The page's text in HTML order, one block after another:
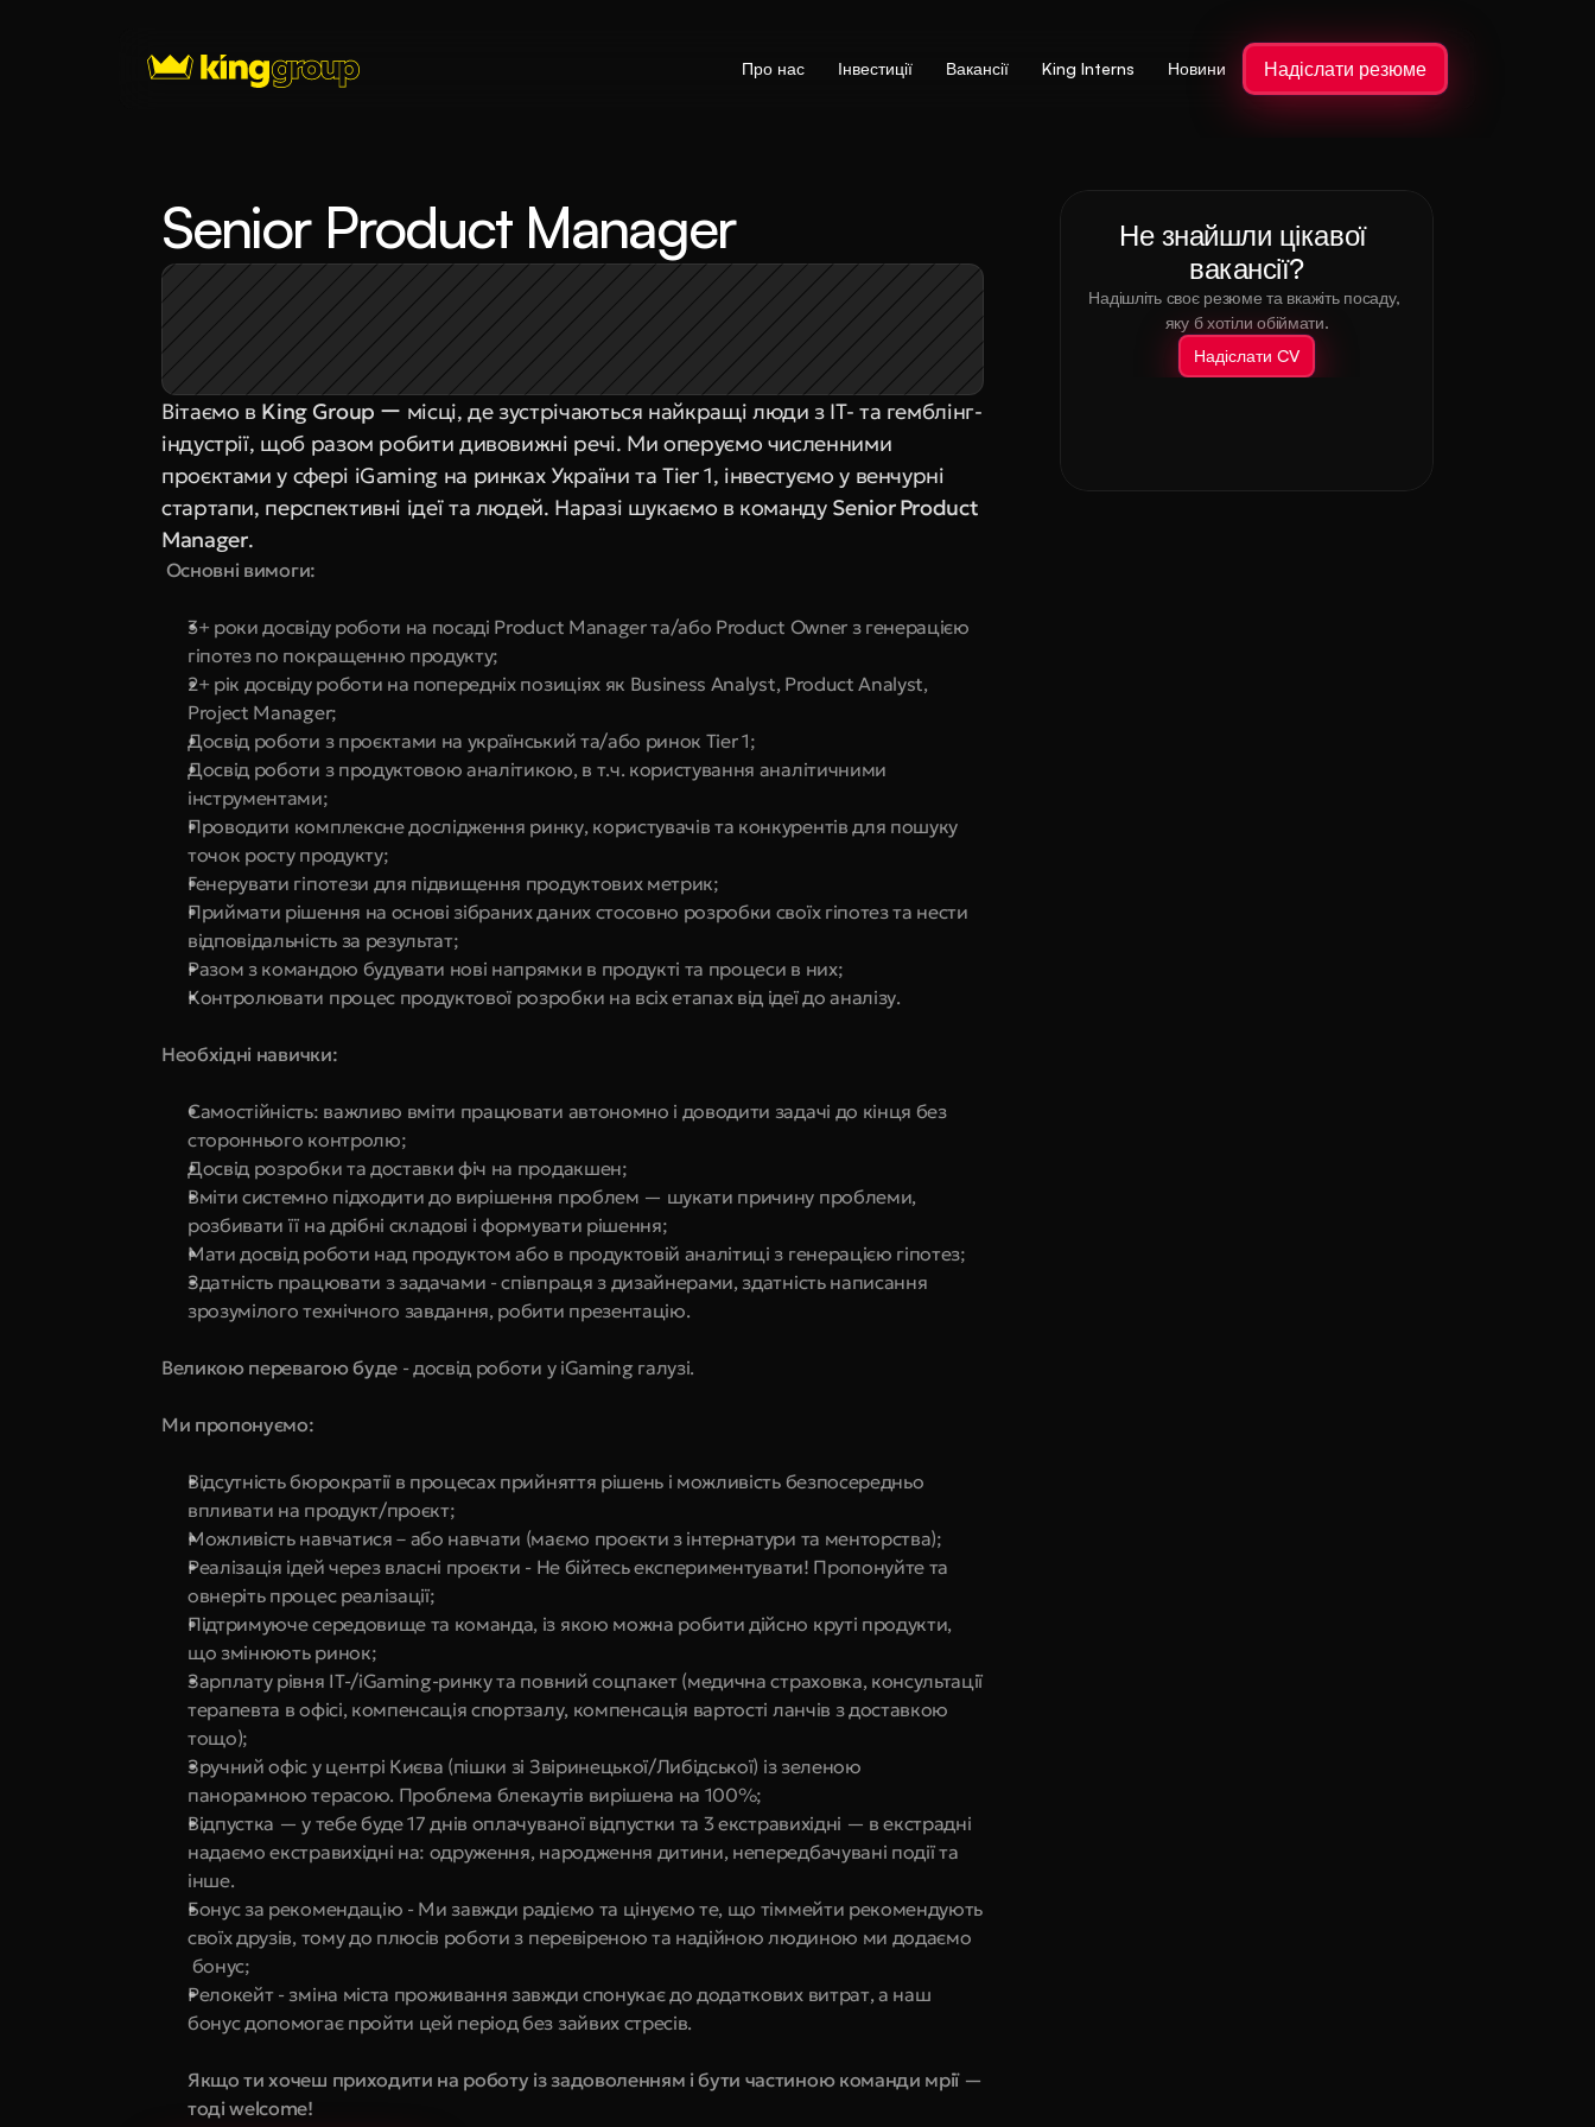
Про нас Інвестиції Вакансії King Interns Новини Надіслати резюме
Senior Product Manager
Вітаємо в King Group ー місці, де зустрічаються найкращі люди з IT- та гемблінг-
індустрії, щоб разом робити дивовижні речі. Ми оперуємо численними
проєктами у сфері iGaming на ринках України та Tier 1, інвестуємо у венчурні
стартапи, перспективні ідеї та людей. Наразі шукаємо в команду Senior Product
Manager.
Основні вимоги:
3+ роки досвіду роботи на посаді Product Manager та/або Product Owner з генерацією
гіпотез по покращенню продукту;
2+ рік досвіду роботи на попередніх позиціях як Business Analyst, Product Analyst,
Project Manager;
Досвід роботи з проєктами на український та/або ринок Tier 1;
Досвід роботи з продуктовою аналітикою, в т.ч. користування аналітичними
інструментами;
Проводити комплексне дослідження ринку, користувачів та конкурентів для пошуку
точок росту продукту;
Генерувати гіпотези для підвищення продуктових метрик;
Приймати рішення на основі зібраних даних стосовно розробки своїх гіпотез та нести
відповідальність за результат;
Разом з командою будувати нові напрямки в продукті та процеси в них;
Контролювати процес продуктової розробки на всіх етапах від ідеї до аналізу.
Необхідні навички:
Самостійність: важливо вміти працювати автономно і доводити задачі до кінця без
стороннього контролю;
Досвід розробки та доставки фіч на продакшен;
Вміти системно підходити до вирішення проблем — шукати причину проблеми,
розбивати її на дрібні складові і формувати рішення;
Мати досвід роботи над продуктом або в продуктовій аналітиці з генерацією гіпотез;
Здатність працювати з задачами - співпраця з дизайнерами, здатність написання
зрозумілого технічного завдання, робити презентацію.
Великою перевагою буде - досвід роботи у iGaming галузі.
Ми пропонуємо:
Відсутність бюрократії в процесах прийняття рішень і можливість безпосередньо
впливати на продукт/проєкт;
Можливість навчатися – або навчати (маємо проєкти з інтернатури та менторства);
Реалізація ідей через власні проєкти - Не бійтесь експериментувати! Пропонуйте та
овнеріть процес реалізації;
Підтримуюче середовище та команда, із якою можна робити дійсно круті продукти,
що змінюють ринок;
Зарплату рівня IT-/iGaming-ринку та повний соцпакет (медична страховка, консультації
терапевта в офісі, компенсація спортзалу, компенсація вартості ланчів з доставкою
тощо);
Зручний офіс у центрі Києва (пішки зі Звіринецької/Либідської) із зеленою
панорамною терасою. Проблема блекаутів вирішена на 100%;
Відпустка — у тебе буде 17 днів оплачуваної відпустки та 3 екстравихідні — в екстрадні
надаємо екстравихідні на: одруження, народження дитини, непередбачувані події та
інше.
Бонус за рекомендацію - Ми завжди радіємо та цінуємо те, що тіммейти рекомендують
своїх друзів, тому до плюсів роботи з перевіреною та надійною людиною ми додаємо
бонус;
Релокейт - зміна міста проживання завжди спонукає до додаткових витрат, а наш
бонус допомогає пройти цей період без зайвих стресів.
Якщо ти хочеш приходити на роботу із задоволенням і бути частиною команди мрії —
тоді welcome!
Не знайшли цікавої
вакансії?
Надішліть своє резюме та вкажіть посаду,
яку б хотіли обіймати.
Надіслати CV